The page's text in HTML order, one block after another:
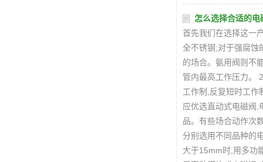
怎么选择合适的电
首先我们在选择这一
全不锈钢;对于强腐蚀
的场合。氨用阀则不
管内最高工作压力。
工作制,反复短时工作
应优选直动式电磁阀,
品。有些场合动作次
分别选用不同品种的
大于15mm时,用多功